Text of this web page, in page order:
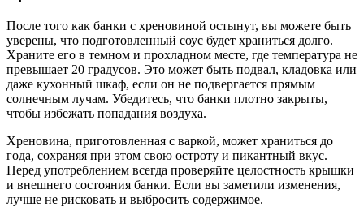
После того как банки с хреновиной остынут, вы можете быть
уверены, что подготовленный соус будет храниться долго.
Храните его в темном и прохладном месте, где температура не
превышает 20 градусов. Это может быть подвал, кладовка или
даже кухонный шкаф, если он не подвергается прямым
солнечным лучам. Убедитесь, что банки плотно закрыты,
чтобы избежать попадания воздуха.
Хреновина, приготовленная с варкой, может храниться до
года, сохраняя при этом свою остроту и пикантный вкус.
Перед употреблением всегда проверяйте целостность крышки
и внешнего состояния банки. Если вы заметили изменения,
лучше не рисковать и выбросить содержимое.